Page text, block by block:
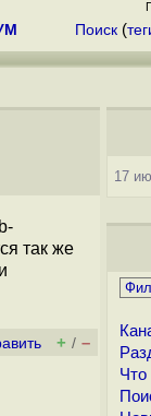
Поиск (
так же
+ / –
17
Что